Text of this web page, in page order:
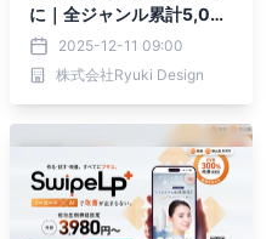
に｜全ジャンル累計5,00
0本以上の制作実績
2025-12-11 09:00
株式会社Ryuki Design